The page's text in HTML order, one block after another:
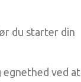
du starter din
egnethed ved at